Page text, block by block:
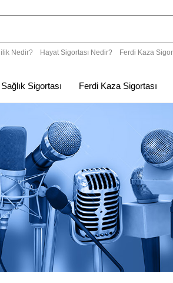
Nedir? Hayat Sigortası Nedir? Ferdi Kaza
Sağlık Sigortası Ferdi Kaza Sigortası